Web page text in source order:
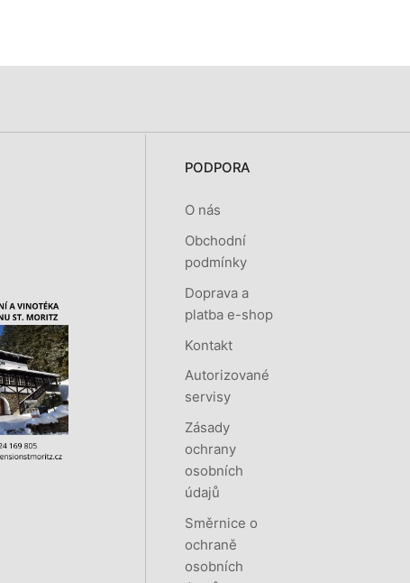
PODPORA
O nás
Obchodní
podmínky
Doprava a
platba e-shop
Kontakt
Autorizované
servisy
Zásady
ochrany
osobních
údajů
Směrnice o
ochraně
osobních